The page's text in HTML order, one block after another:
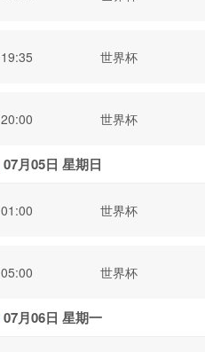
19:35 世界杯
20:00 世界杯
07月05日 星期日
01:00 世界杯
05:00 世界杯
07月06日 星期一